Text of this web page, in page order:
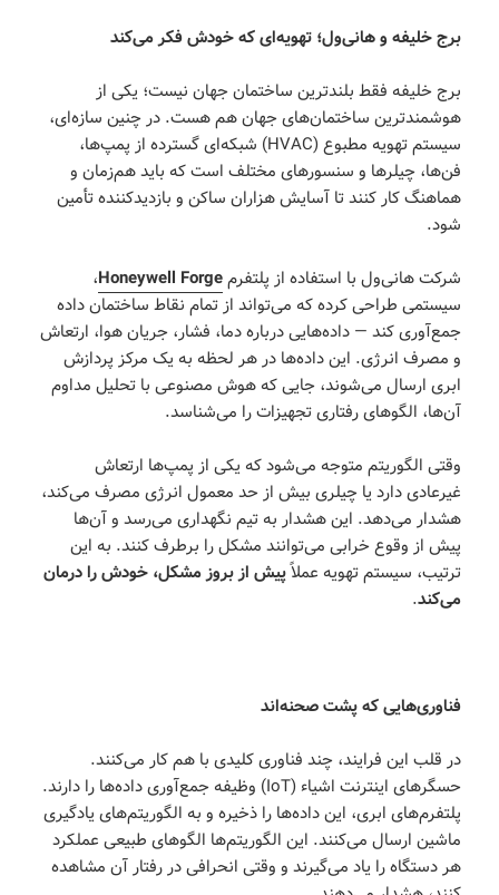
برج خلیفه و هانی‌ول؛ تهویه‌ای که خودش فکر می‌کند
برج خلیفه فقط بلندترین ساختمان جهان نیست؛ یکی از
هوشمندترین ساختمان‌های جهان هم هست. در چنین سازه‌ای،
سیستم تهویه مطبوع (HVAC) شبکه‌ای گسترده از پمپ‌ها،
فن‌ها، چیلرها و سنسورهای مختلف است که باید هم‌زمان و
هماهنگ کار کنند تا آسایش هزاران ساکن و بازدیدکننده تأمین
شود.
شرکت هانی‌ول با استفاده از پلتفرمHoneywell Forge،
سیستمی طراحی کرده که می‌تواند از تمام نقاط ساختمان داده
جمع‌آوری کند — داده‌هایی درباره دما، فشار، جریان هوا، ارتعاش
و مصرف انرژی. این داده‌ها در هر لحظه به یک مرکز پردازش
ابری ارسال می‌شوند، جایی که هوش مصنوعی با تحلیل مداوم
آن‌ها، الگوهای رفتاری تجهیزات را می‌شناسد.
وقتی الگوریتم متوجه می‌شود که یکی از پمپ‌ها ارتعاش
غیرعادی دارد یا چیلری بیش از حد معمول انرژی مصرف می‌کند،
هشدار می‌دهد. این هشدار به تیم نگهداری می‌رسد و آن‌ها
پیش از وقوع خرابی می‌توانند مشکل را برطرف کنند. به این
ترتیب، سیستم تهویه عملاًپیش از بروز مشکل، خودش را درمان
می‌کند.
فناوری‌هایی که پشت صحنه‌اند
در قلب این فرایند، چند فناوری کلیدی با هم کار می‌کنند.
حسگرهای اینترنت اشیاء (IoT) وظیفه جمع‌آوری داده‌ها را دارند.
پلتفرم‌های ابری، این داده‌ها را ذخیره و به الگوریتم‌های یادگیری
ماشین ارسال می‌کنند. این الگوریتم‌ها الگوهای طبیعی عملکرد
هر دستگاه را یاد می‌گیرند و وقتی انحرافی در رفتار آن مشاهده